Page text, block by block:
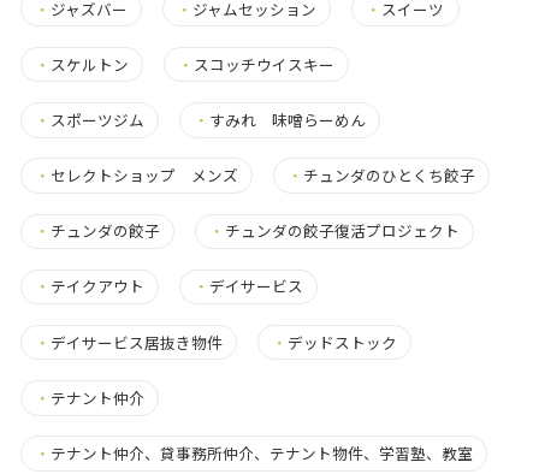
・ ジャズバー ・ ジャムセッション ・ スイーツ
・ スケルトン ・ スコッチウイスキー
・ スポーツジム ・ すみれ 味噌らーめん
・ セレクトショップ メンズ ・ チュンダのひとくち餃子
・ チュンダの餃子 ・ チュンダの餃子復活プロジェクト
・ テイクアウト ・ デイサービス
・ デイサービス居抜き物件 ・ デッドストック
・ テナント仲介
・ テナント仲介、貸事務所仲介、テナント物件、学習塾、教室